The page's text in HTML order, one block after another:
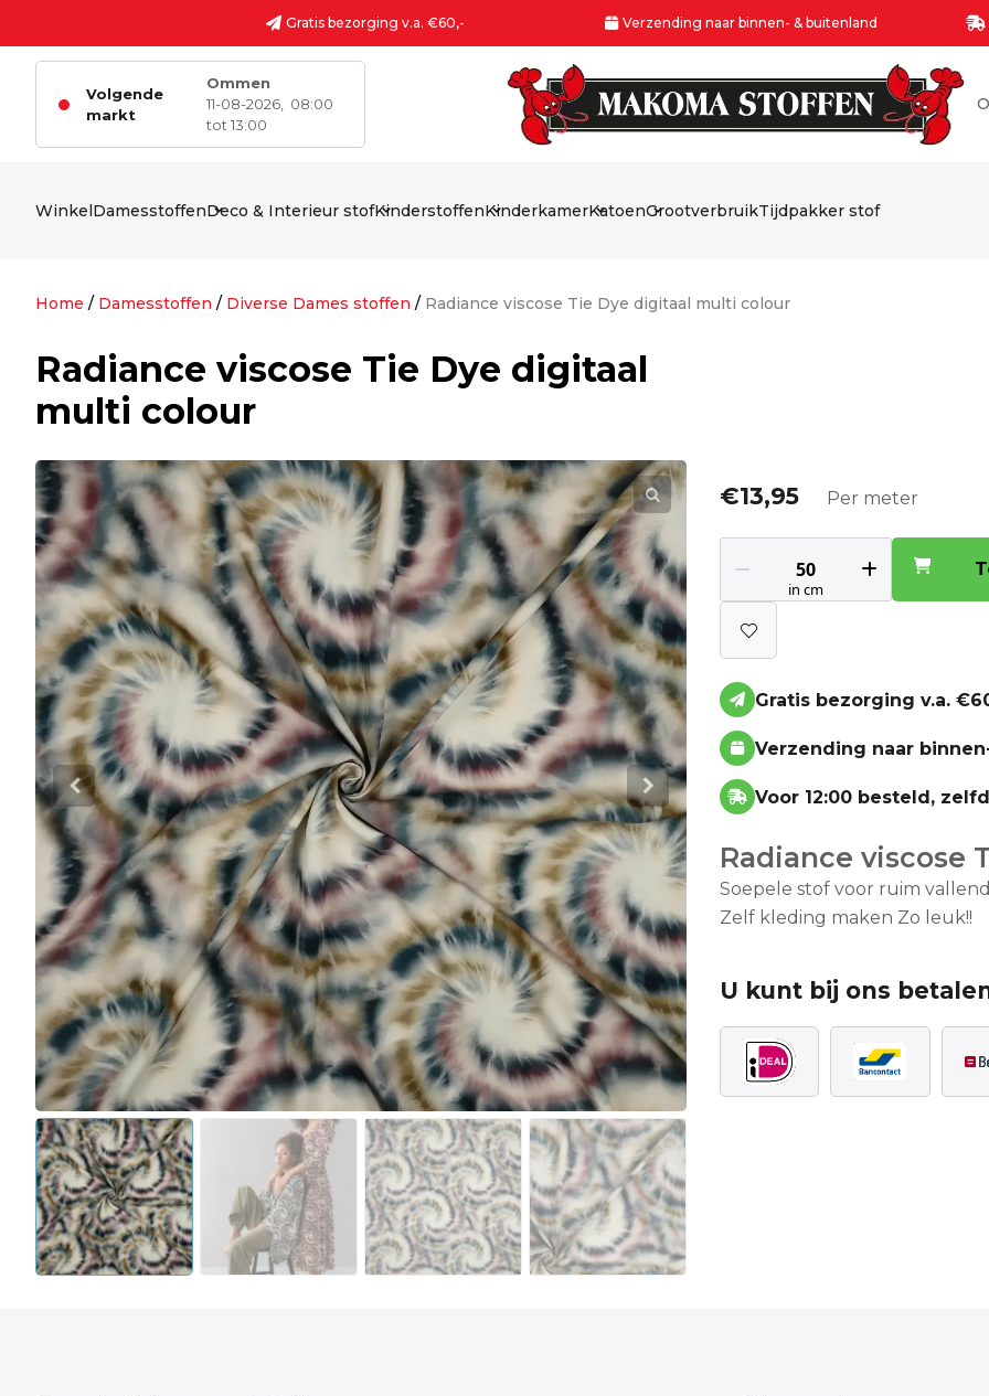
Gratis bezorging v.a. €60,- Verzending naar binnen- & buitenland
Volgende
markt
Ommen
11-08-2026,
08:00
tot 13:00
WinkelDamesstoffenDeco & Interieur stofKinderstoffenKinderkamerKatoenGrootverbruikTijdpakker stof
Home / Damesstoffen / Diverse Dames stoffen / Radiance viscose Tie Dye digitaal multi colour
Radiance viscose Tie Dye digitaal
multi colour
€13,95 Per meter
Gratis bezorging v.a.
Verzending naar
Voor 12:00 besteld,
Radiance viscose
Soepele stof voor ruim
Zelf kleding maken Zo leuk!!
U kunt bij ons